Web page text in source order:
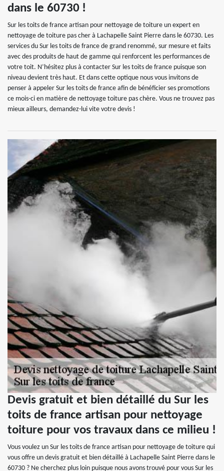
dans le 60730 !
Sur les toits de france artisan pour nettoyage de toiture un expert en
nettoyage de toiture pas cher à Lachapelle Saint Pierre dans le 60730. Les
services du Sur les toits de france de grand renommé, sur mesure et faits
avec des produits de haut de gamme qui renforcent les performances de
votre toit. N’hésitez plus à contacter Sur les toits de france puisque son
niveau devient très haut. Et dans cette optique nous vous invitons de
penser à appeler Sur les toits de france afin de bénéficier ses promotions
ce mois-ci en matière de nettoyage toiture pas chère. Vous ne trouvez pas
mieux ailleurs, demandez-lui vite votre devis !
Devis gratuit et bien détaillé du Sur les
toits de france artisan pour nettoyage
toiture pour vos travaux dans ce milieu !
Vous voulez un Sur les toits de france artisan pour nettoyage de toiture qui
vous offre un devis gratuit et bien détaillé à Lachapelle Saint Pierre dans le
60730 ? Ne cherchez plus loin puisque nous avons trouvé pour vous Sur les